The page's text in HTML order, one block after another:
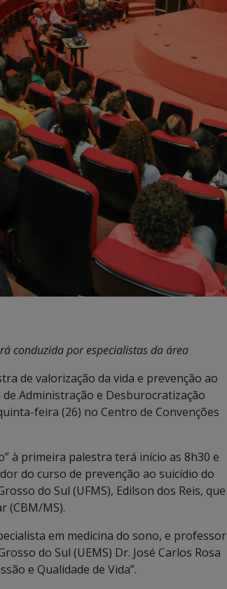
conduzida por especialistas da área
de valorização da vida e prevenção ao
Administração e Desburocratização
feira (26) no Centro de Convenções
à primeira palestra terá início as 8h30 e
do curso de prevenção ao suicídio do
do Sul (UFMS), Edilson dos Reis, que
(CBM/MS).
em medicina do sono, e professor
do Sul (UEMS) Dr. José Carlos Rosa
e Qualidade de Vida”.